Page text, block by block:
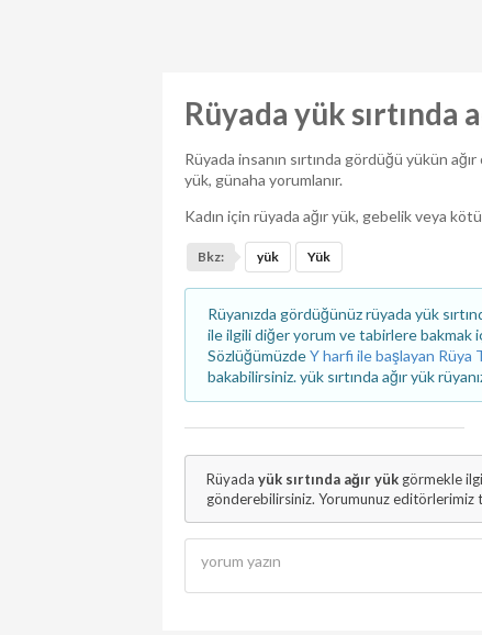
Rüyada yük sırtında
Rüyada insanın sırtında gördüğü yükün
yük, günaha yorumlanır.
Kadın için rüyada ağır yük, gebelik veya kötü
Bkz: yük Yük
Rüyanızda gördüğünüz rüyada yük
ile ilgili diğer yorum ve tabirlere bakmak
SözlüğümüzdeY harfi ile başlayan Rüya
bakabilirsiniz. yük sırtında ağır yük
Rüyada yük sırtında ağır yükgörmekle
gönderebilirsiniz. Yorumunuz editörlerimiz